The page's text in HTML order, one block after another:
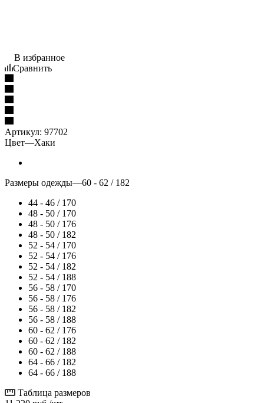
В избранное
Сравнить
Артикул: 97702
Цвет—Хаки
Размеры одежды—60 - 62 / 182
44 - 46 / 170
48 - 50 / 170
48 - 50 / 176
48 - 50 / 182
52 - 54 / 170
52 - 54 / 176
52 - 54 / 182
52 - 54 / 188
56 - 58 / 170
56 - 58 / 176
56 - 58 / 182
56 - 58 / 188
60 - 62 / 176
60 - 62 / 182
60 - 62 / 188
64 - 66 / 182
64 - 66 / 188
Таблица размеров